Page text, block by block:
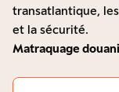
transatlantique,
et la sécurité.
Matraquage